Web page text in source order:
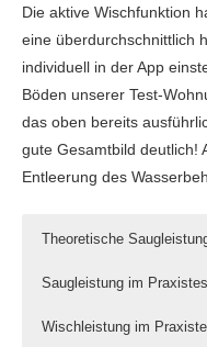
Die aktive Wischfunktion
eine überdurchschnittlich
individuell in der App
Böden unserer Test-
das oben bereits
gute Gesamtbild deutlich!
Entleerung des
Theoretische
Saugleistung im
Wischleistung im